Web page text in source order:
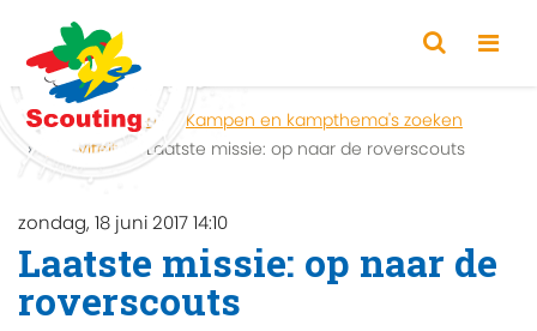
Home Zoeken
Kampen en kampthema's zoeken
Activiteit
Laatste missie: op naar de roverscouts
zondag, 18 juni 2017 14:10
Laatste missie: op naar de
roverscouts